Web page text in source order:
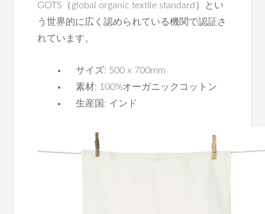
GOTS（global organic textile standard）とい
う世界的に広く認められている機関で認証さ
れています。
サイズ: 500 x 700mm
素材: 100%オーガニックコットン
生産国: インド